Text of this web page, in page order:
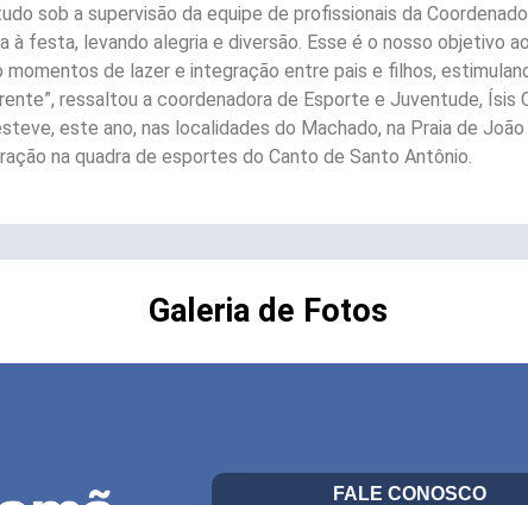
sob a supervisão da equipe de profissionais da
à festa, levando alegria e diversão. Esse é o nosso objetivo
momentos de lazer e integração entre pais e filhos,
ressaltou a coordenadora de Esporte e Juventude, Ísis
este ano, nas localidades do Machado, na Praia de
na quadra de esportes do Canto de Santo Antônio.
Galeria de Fotos
FALE CONOSCO